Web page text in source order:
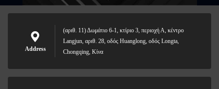
Address
(αριθ. 11) Δωμάτιο 6-1, κτίριο 3, περιοχή Α, κέντρο
Langjun, αριθ. 28, οδός Huanglong, οδός Longta,
Chongqing, Κίνα